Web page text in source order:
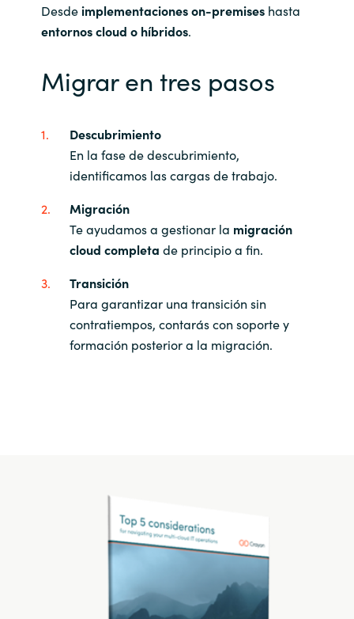
Desdeimplementaciones on-premiseshasta
entornos cloud o híbridos.
Migrar en tres pasos
Descubrimiento
En la fase de descubrimiento,
identificamos las cargas de trabajo.
Migración
Te ayudamos a gestionar la migración
cloud completa de principio a fin.
Transición
Para garantizar una transición sin
contratiempos, contarás con soporte y
formación posterior a la migración.